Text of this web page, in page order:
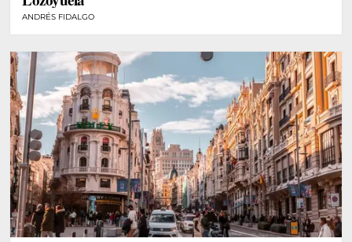
ANDRÉS FIDALGO